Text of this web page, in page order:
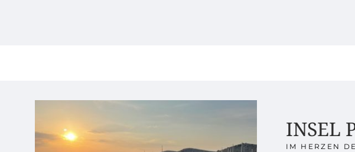
INSEL
IM HERZEN